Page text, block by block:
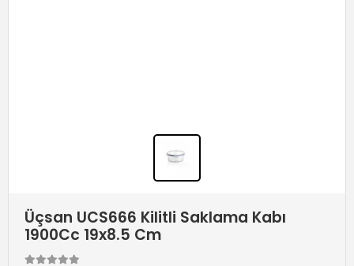
Üçsan UCS666 Kilitli Saklama Kabı
1900Cc 19x8.5 Cm